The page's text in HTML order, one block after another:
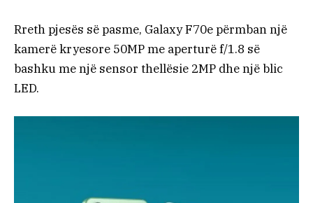
Rreth pjesës së pasme, Galaxy F70e përmban një
kamerë kryesore 50MP me aperturë f/1.8 së
bashku me një sensor thellësie 2MP dhe një blic
LED.